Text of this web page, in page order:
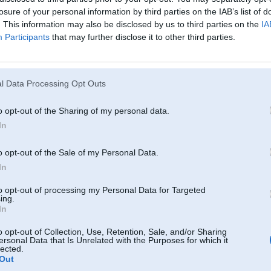
of your personal information by third parties on the IAB’s list of
This information may also be disclosed by us to third parties on the
Participants that may further disclose it to other third parties.
Data Processing Opt Outs
opt-out of the Sharing of my personal data.
opt-out of the Sale of my Personal Data.
opt-out of processing my Personal Data for Targeted
opt-out of Collection, Use, Retention, Sale, and/or Sharing
Data that Is Unrelated with the Purposes for which it
2006, 14:20
nav nekaada maaksla! It iipashi, ja pats no taa neko nesaproti..
gan jau man ari bus ko pateikt
Vai arii kauns raadiit?
murgs
01:00
saprast ir tie slieksni, ko tu vinjos taadu atradi es toch nesaprotu, kautkaa grauzas
2006, 23:50
ar rezultaatu. Isteniba es nedrikstu but neapmierinats, jo tas viss ilga TIK ilgi =]
Aug 2006, 23:39